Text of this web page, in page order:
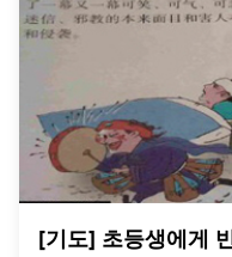
[기도] 초등생에게